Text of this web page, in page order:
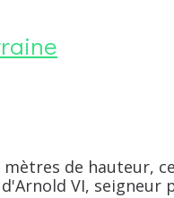
mètres de hauteur, ce
Arnold VI, seigneur